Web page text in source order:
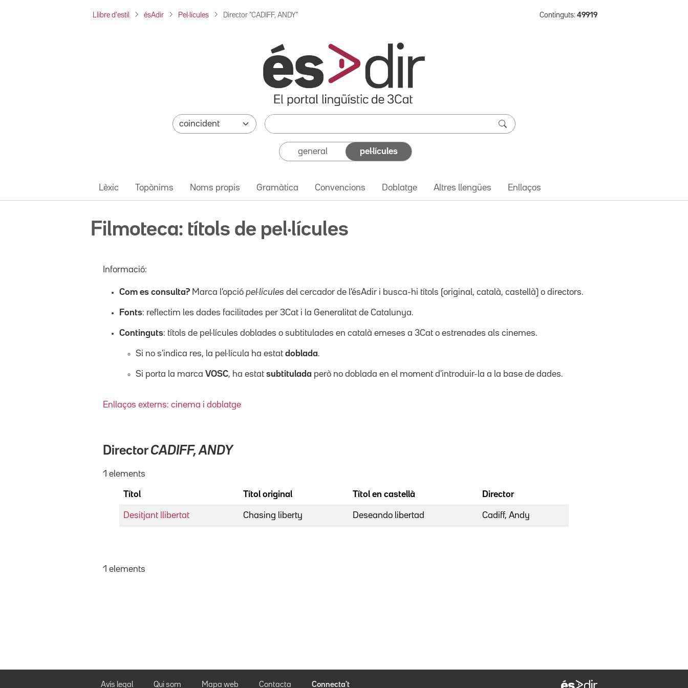
Llibre d'estil ésAdir Pel·lícules Director "CADIFF, ANDY" Continguts: 49919
general pel·lícules
Lèxic Topònims Noms propis Gramàtica Convencions Doblatge Altres llengües Enllaços
Filmoteca: títols de pel·lícules
Informació:
Com es consulta? Marca l'opció pel·lícules del cercador de l'ésAdir i busca-hi títols (original, català, castellà) o directors.
Fonts: reflectim les dades facilitades per 3Cat i la Generalitat de Catalunya.
Continguts: títols de pel·lícules doblades o subtitulades en català emeses a 3Cat o estrenades als cinemes.
Si no s'indica res, la pel·lícula ha estat doblada.
Si porta la marca VOSC, ha estat subtitulada però no doblada en el moment d'introduir-la a la base de dades.
Enllaços externs: cinema i doblatge
Director CADIFF, ANDY
1 elements
Títol Títol original Títol en castellà Director
Desitjant llibertat Chasing liberty Deseando libertad Cadiff, Andy
1 elements
Avís legal Qui som Mapa web Contacta Connecta't